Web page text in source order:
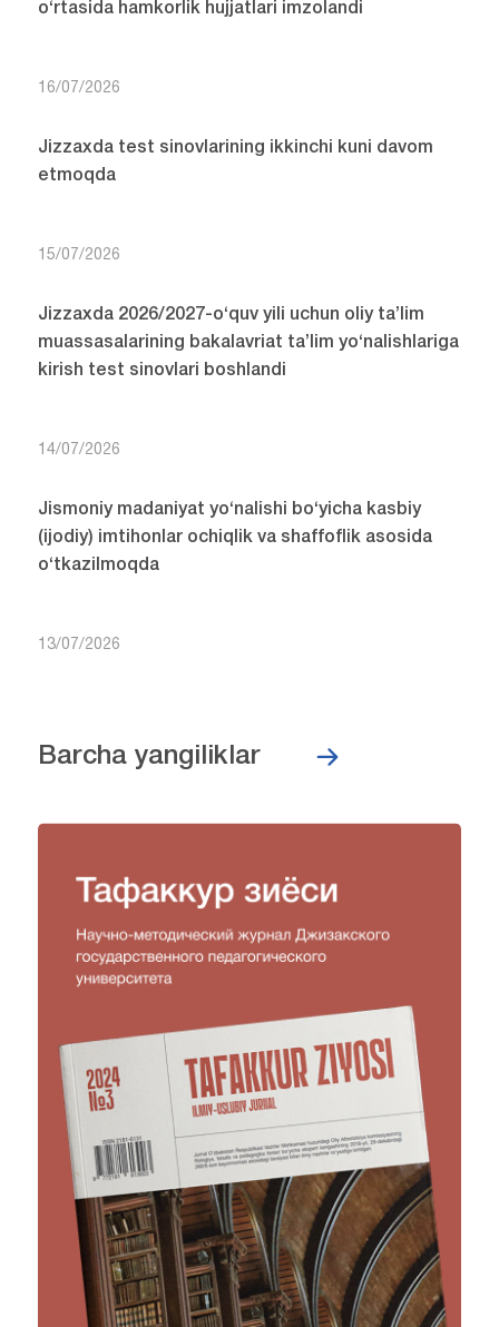
o‘rtasida hamkorlik hujjatlari imzolandi
16/07/2026
Jizzaxda test sinovlarining ikkinchi kuni davom
etmoqda
15/07/2026
Jizzaxda 2026/2027-o‘quv yili uchun oliy ta’lim
muassasalarining bakalavriat ta’lim yo‘nalishlariga
kirish test sinovlari boshlandi
14/07/2026
Jismoniy madaniyat yo‘nalishi bo‘yicha kasbiy
(ijodiy) imtihonlar ochiqlik va shaffoflik asosida
o‘tkazilmoqda
13/07/2026
Barcha yangiliklar